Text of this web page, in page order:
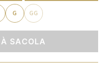
G GG
SACOLA